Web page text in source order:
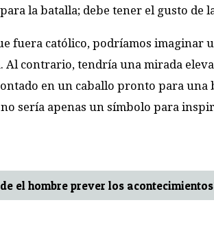
la batalla; debe tener el gusto de
fuera católico, podríamos imaginar
Al contrario, tendría una mirada
en un caballo pronto para una
no sería apenas un símbolo para
el hombre prever los